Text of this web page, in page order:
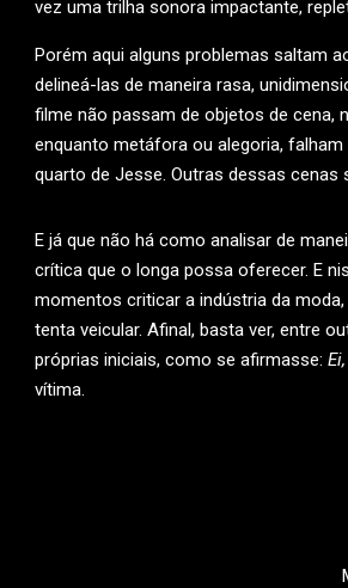
vez uma trilha sonora impactante,
Porém aqui alguns problemas saltam
delineá-las de maneira rasa,
filme não passam de objetos de cena,
enquanto metáfora ou alegoria,
quarto de Jesse. Outras dessas
E já que não há como analisar de
crítica que o longa possa oferecer. E
momentos criticar a indústria da
tenta veicular. Afinal, basta ver, entre
próprias iniciais, como se afirmasse:
vítima.